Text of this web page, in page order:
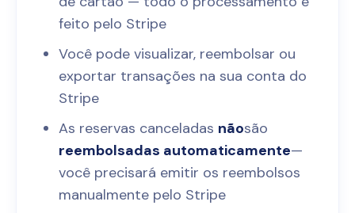
feito pelo Stripe
Você pode visualizar, reembolsar ou
exportar transações na sua conta do
Stripe
As reservas canceladas nãosão
reembolsadas automaticamente—
você precisará emitir os reembolsos
manualmente pelo Stripe